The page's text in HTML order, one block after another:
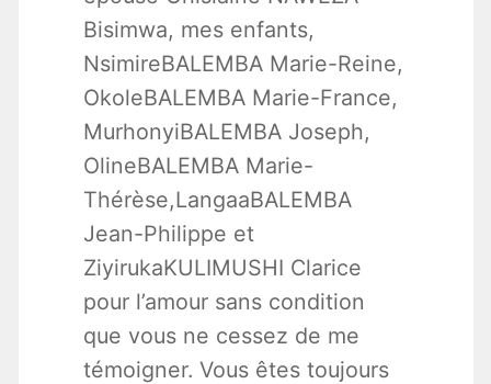
Bisimwa, mes enfants,
NsimireBALEMBA Marie-Reine,
OkoleBALEMBA Marie-France,
MurhonyiBALEMBA Joseph,
OlineBALEMBA Marie-
Thérèse,LangaaBALEMBA
Jean-Philippe et
ZiyirukaKULIMUSHI Clarice
pour l’amour sans condition
que vous ne cessez de me
témoigner. Vous êtes toujours